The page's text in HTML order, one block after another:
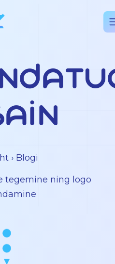
› Blogi
tegemine ning logo